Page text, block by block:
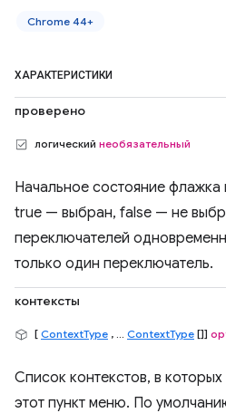
Chrome 44+
ХАРАКТЕРИСТИКИ
проверено
логический необязательный
Начальное состояние флажка
true — выбран, false — не
переключателей
только один переключатель.
контексты
[ ContextType , ... ContextType []]
Список контекстов, в
этот пункт меню. По